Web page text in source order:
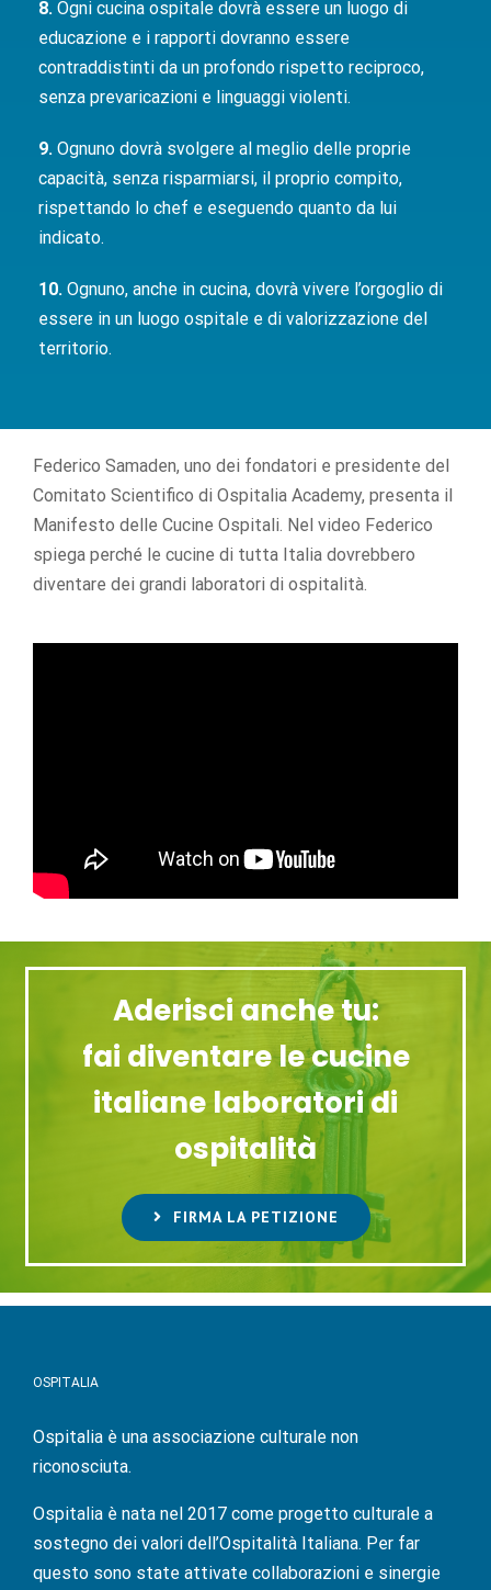
8. Ogni cucina ospitale dovrà essere un luogo di
educazione e i rapporti dovranno essere
contraddistinti da un profondo rispetto reciproco,
senza prevaricazioni e linguaggi violenti.
9. Ognuno dovrà svolgere al meglio delle proprie
capacità, senza risparmiarsi, il proprio compito,
rispettando lo chef e eseguendo quanto da lui
indicato.
10. Ognuno, anche in cucina, dovrà vivere l’orgoglio di
essere in un luogo ospitale e di valorizzazione del
territorio.
Federico Samaden, uno dei fondatori e presidente del
Comitato Scientifico di Ospitalia Academy, presenta il
Manifesto delle Cucine Ospitali. Nel video Federico
spiega perché le cucine di tutta Italia dovrebbero
diventare dei grandi laboratori di ospitalità.
Aderisci anche tu:
fai diventare le cucine
italiane laboratori di
ospitalità
FIRMA LA PETIZIONE
OSPITALIA
Ospitalia è una associazione culturale non
riconosciuta.
Ospitalia è nata nel 2017 come progetto culturale a
sostegno dei valori dell’Ospitalità Italiana. Per far
questo sono state attivate collaborazioni e sinergie